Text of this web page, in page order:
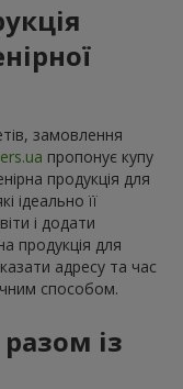
замовлення
пропонує купу
продукція для
ідеально її
і додати
продукція для
адресу та час
способом.
із